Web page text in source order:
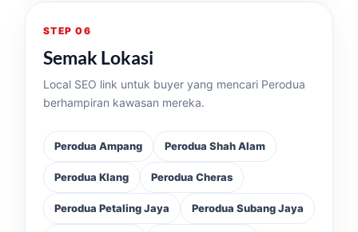
STEP 06
Semak Lokasi
Local SEO link untuk buyer yang mencari Perodua
berhampiran kawasan mereka.
Perodua Ampang Perodua Shah Alam
Perodua Klang Perodua Cheras
Perodua Petaling Jaya Perodua Subang Jaya